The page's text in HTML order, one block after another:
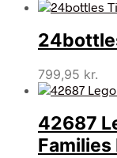
799,95 kr.
42687
Families